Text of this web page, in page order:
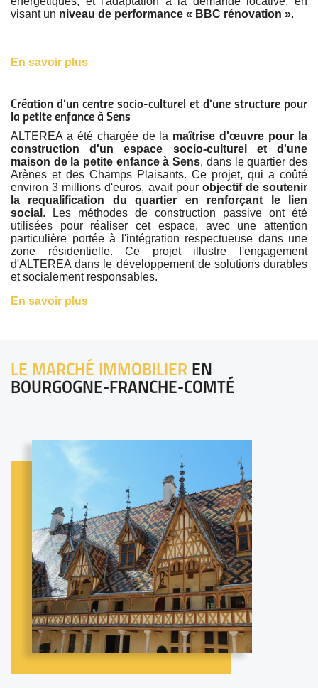
visant un niveau de performance « BBC rénovation ».
En savoir plus
Création d'un centre socio-culturel et d'une structure pour
la petite enfance à Sens
ALTEREA a été chargée de la maîtrise d'œuvre pour la
construction d'un espace socio-culturel et d'une
maison de la petite enfance à Sens, dans le quartier des
Arènes et des Champs Plaisants. Ce projet, qui a coûté
environ 3 millions d'euros, avait pour objectif de soutenir
la requalification du quartier en renforçant le lien
social . Les méthodes de construction passive ont été
utilisées pour réaliser cet espace, avec une attention
particulière portée à l'intégration respectueuse dans une
zone résidentielle. Ce projet illustre l'engagement
d'ALTEREA dans le développement de solutions durables
et socialement responsables.
En savoir plus
LE MARCHÉ IMMOBILIER EN
BOURGOGNE-FRANCHE-COMTÉ